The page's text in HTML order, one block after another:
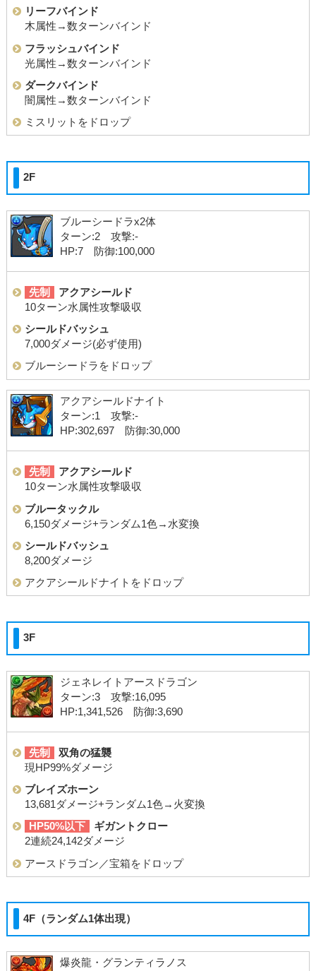
リーフバインド
木属性→数ターンバインド
フラッシュバインド
光属性→数ターンバインド
ダークバインド
闇属性→数ターンバインド
ミスリットをドロップ
2F
ブルーシードラx2体
ターン:2 攻撃:-
HP:7 防御:100,000
先制
アクアシールド
10ターン水属性攻撃吸収
シールドバッシュ
7,000ダメージ(必ず使用)
ブルーシードラをドロップ
アクアシールドナイト
ターン:1 攻撃:-
HP:302,697 防御:30,000
先制
アクアシールド
10ターン水属性攻撃吸収
ブルータックル
6,150ダメージ+ランダム1色→水変換
シールドバッシュ
8,200ダメージ
アクアシールドナイトをドロップ
3F
ジェネレイトアースドラゴン
ターン:3 攻撃:16,095
HP:1,341,526 防御:3,690
先制
双角の猛襲
現HP99%ダメージ
ブレイズホーン
13,681ダメージ+ランダム1色→火変換
HP50%以下
ギガントクロー
2連続24,142ダメージ
アースドラゴン／宝箱をドロップ
4F（ランダム1体出現）
爆炎龍・グランティラノス